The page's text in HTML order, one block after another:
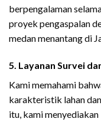
berpengalaman
proyek pengaspalan
medan menantang di
5. Layanan Survei
Kami memahami
karakteristik lahan
itu, kami menyediakan